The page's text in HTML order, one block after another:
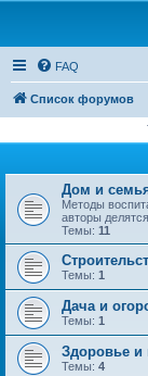
FAQ
Список форумов
Дом и
Методы
авторы
Темы: 11
Темы: 1
Дача и
Темы: 1
Здоровье и
Темы: 4